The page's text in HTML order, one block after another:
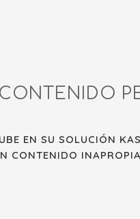
EN SU SOLUCIÓN
CONTENIDO